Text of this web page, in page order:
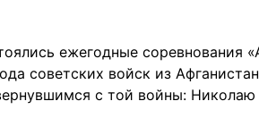
ежегодные соревнования
советских войск из
с той войны: Николаю